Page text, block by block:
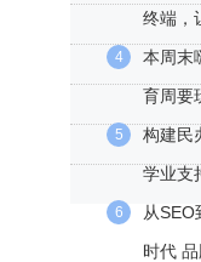
终端，
4
本周末
育周要
5
构建民
学业支
6
从
时代